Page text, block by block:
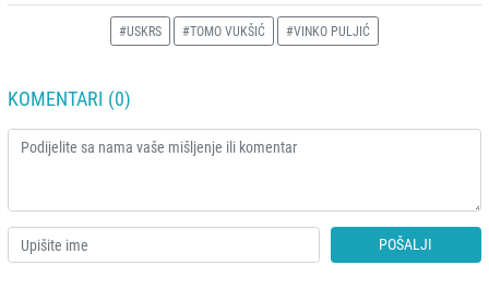
#USKRS #TOMO VUKŠIĆ #VINKO PULJIĆ
KOMENTARI (0)
POŠALJI